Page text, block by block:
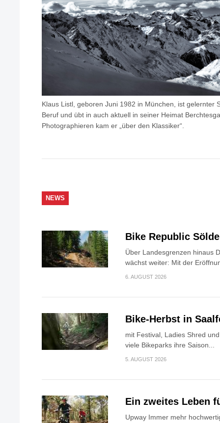
Klaus Listl, geboren Juni 1982 in München, ist gelernter
Beruf und übt in auch aktuell in seiner Heimat
Photographieren kam er „über den Klassiker“.
NEWS
Bike Republic
Über Landesgrenzen hinaus
wächst weiter: Mit der
6. AUGUST 2026
Bike-Herbst in
mit Festival, Ladies Shred
viele Bikeparks ihre Saison...
5. AUGUST 2026
Ein zweites Leben
Upway Immer mehr